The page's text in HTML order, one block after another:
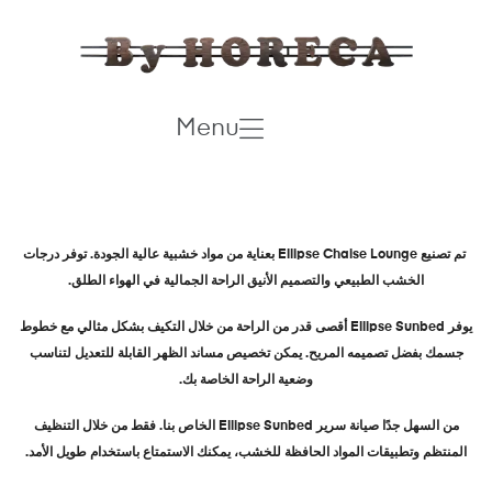
Menu
تم تصنيع
بعناية من مواد خشبية عالية الجودة. توفر درجات
الخشب الطبيعي والتصميم الأنيق الراحة الجمالية في الهواء الطلق.
يوفر
أقصى قدر من الراحة من خلال التكيف بشكل مثالي مع خطوط
جسمك بفضل تصميمه المريح. يمكن تخصيص مساند الظهر القابلة للتعديل لتناسب
وضعية الراحة الخاصة بك.
من السهل جدًا صيانة سرير
الخاص بنا. فقط من خلال التنظيف
المنتظم وتطبيقات المواد الحافظة للخشب، يمكنك الاستمتاع باستخدام طويل الأمد.